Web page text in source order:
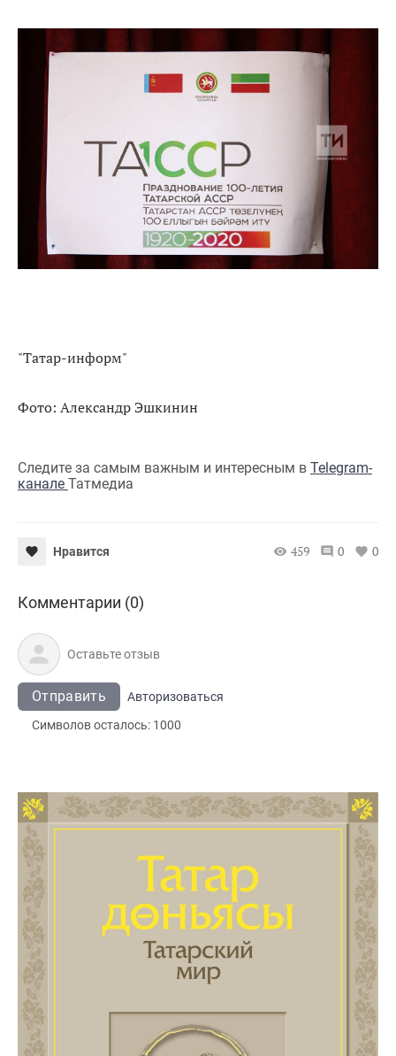
"Татар-информ"
Фото: Александр Эшкинин
Следите за самым важным и интересным в Telegram-
канале Татмедиа
Нравится 459 0 0
Комментарии (0)
Отправить
Авторизоваться
Символов осталось: 1000